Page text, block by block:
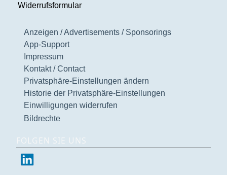
Widerrufsformular
Anzeigen / Advertisements / Sponsorings
App-Support
Impressum
Kontakt / Contact
Privatsphäre-Einstellungen ändern
Historie der Privatsphäre-Einstellungen
Einwilligungen widerrufen
Bildrechte
FOLGEN SIE UNS